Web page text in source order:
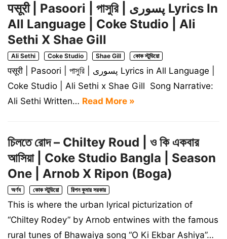
पसूरी | Pasoori | পাসুরি | پسوری Lyrics In
All Language | Coke Studio | Ali
Sethi X Shae Gill
Ali Sethi Coke Studio Shae Gill কোক স্টুডিয়ো
पसूरी | Pasoori | পাসুরি | پسوری Lyrics in All Language |
Coke Studio | Ali Sethi x Shae Gill Song Narrative:
Ali Sethi Written… Read More »
চিলতে রোদ – Chiltey Roud | ও কি একবার
আসিয়া | Coke Studio Bangla | Season
One | Arnob X Ripon (Boga)
অর্ণব কোক স্টুডিয়ো রিপন কুমার সরকার
This is where the urban lyrical picturization of
“Chiltey Rodey” by Arnob entwines with the famous
rural tunes of Bhawaiya song “O Ki Ekbar Ashiya”…